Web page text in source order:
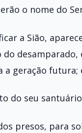
o nome do
a Sião,
do
a geração
do seu
presos, para